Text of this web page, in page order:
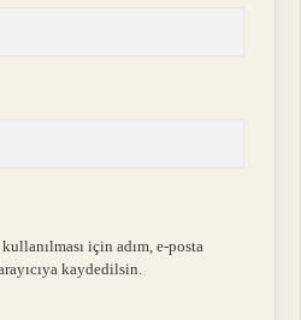
için adım, e-posta
kaydedilsin.